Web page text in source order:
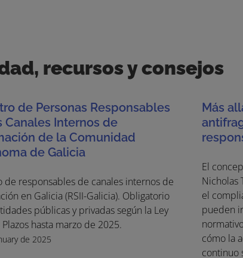
recursos y consejos
de Personas Responsables
Canales Internos de
de la Comunidad
de Galicia
de responsables de canales internos de
en Galicia (RSII-Galicia). Obligatorio
públicas y privadas según la Ley
hasta marzo de 2025.
de 2025
Más
El
Nicholas
el
pueden
cómo la
continuo